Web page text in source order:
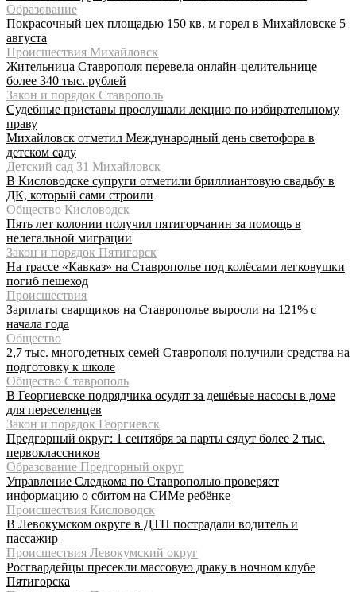
Образование
Покрасочный цех площадью 150 кв. м горел в Михайловске 5
августа
Происшествия Михайловск
Жительница Ставрополя перевела онлайн-целительнице
более 340 тыс. рублей
Закон и порядок Ставрополь
Судебные приставы прослушали лекцию по избирательному
праву
Михайловск отметил Международный день светофора в
детском саду
Детский сад 31 Михайловск
В Кисловодске супруги отметили бриллиантовую свадьбу в
ДК, который сами строили
Общество Кисловодск
Пять лет колонии получил пятигорчанин за помощь в
нелегальной миграции
Закон и порядок Пятигорск
На трассе «Кавказ» на Ставрополье под колёсами легковушки
погиб пешеход
Происшествия
Зарплаты сварщиков на Ставрополье выросли на 121% с
начала года
Общество
2,7 тыс. многодетных семей Ставрополя получили средства на
подготовку к школе
Общество Ставрополь
В Георгиевске подрядчика осудят за дешёвые насосы в доме
для переселенцев
Закон и порядок Георгиевск
Предгорный округ: 1 сентября за парты сядут более 2 тыс.
первоклассников
Образование Предгорный округ
Управление Следкома по Ставрополью проверяет
информацию о сбитом на СИМе ребёнке
Происшествия Кисловодск
В Левокумском округе в ДТП пострадали водитель и
пассажир
Происшествия Левокумский округ
Росгвардейцы пресекли массовую драку в ночном клубе
Пятигорска